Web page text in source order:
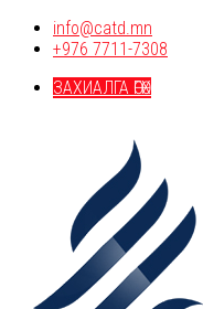
info@catd.mn
+976 7711-7308
ЗАХИАЛГА ӨГӨХ